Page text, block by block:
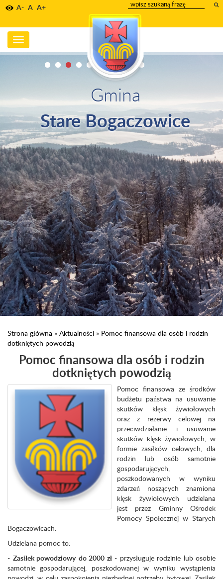
A- A A+
wpisz
szukany
tekst
Toggle
navigation
Gmina
Stare Bogaczowice
Strona główna » Aktualności » Pomoc finansowa dla osób i rodzin
dotkniętych powodzią
Pomoc finansowa dla osób i rodzin
dotkniętych powodzią
Pomoc finansowa ze środków
budżetu państwa na usuwanie
skutków klęsk żywiołowych
oraz z rezerwy celowej na
przeciwdziałanie i usuwanie
skutków klęsk żywiołowych, w
formie zasiłków celowych, dla
rodzin lub osób samotnie
gospodarujących,
poszkodowanych w wyniku
zdarzeń noszących znamiona
klęsk żywiołowych udzielana
jest przez Gminny Ośrodek
Pomocy Społecznej w Starych
Bogaczowicach.
Udzielana pomoc to:
- Zasiłek powodziowy do 2000 zł- przysługuje rodzinie lub osobie
samotnie gospodarującej, poszkodowanej w wyniku wystąpienia